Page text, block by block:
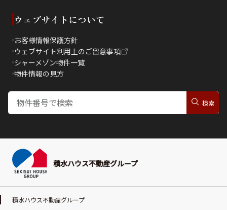
ウェブサイトについて
お客様情報保護方針
ウェブサイト利用上のご留意事項
シャーメゾン物件一覧
物件情報の見方
積水ハウス不動産グループ
積水ハウス不動産グループ